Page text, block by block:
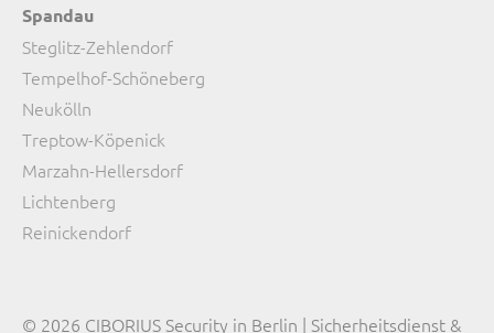
Spandau
Steglitz-Zehlendorf
Tempelhof-Schöneberg
Neukölln
Treptow-Köpenick
Marzahn-Hellersdorf
Lichtenberg
Reinickendorf
© 2026 CIBORIUS Security in Berlin | Sicherheitsdienst &